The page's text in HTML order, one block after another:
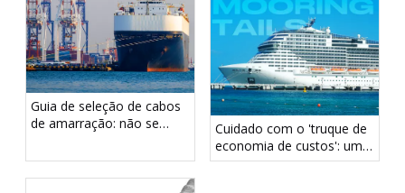
Guia de seleção de cabos
de amarração: não se
diâmetro - foco no LDBF
Cuidado com o 'truque de
economia de custos': uma
cauda de amarração mais